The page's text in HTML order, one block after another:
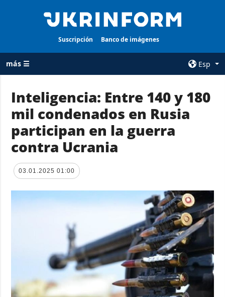
Suscripción Banco de imágenes
más ☰
Esp
TODAS LAS
CATEGORÍAS
Guerra
Reconstrucción
de Ucrania
Política
Economía
Deportes
Crimen
Desastres y
AGENCIA
sobre la agencia
Política de
privacidad y
protección de
datos personales
Inteligencia: Entre 140 y 180
mil condenados en Rusia
participan en la guerra
contra Ucrania
03.01.2025 01:00